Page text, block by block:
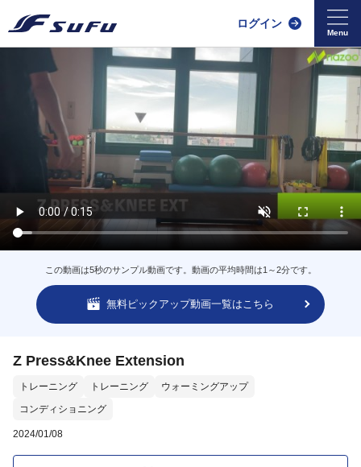
ログイン
この動画は5秒のサンプル動画です。動画の平均時間は1～2分です。
無料ピックアップ動画一覧はこちら
Z Press&Knee Extension
トレーニング トレーニング
ウォーミングアップ
コンディショニング
2024/01/08